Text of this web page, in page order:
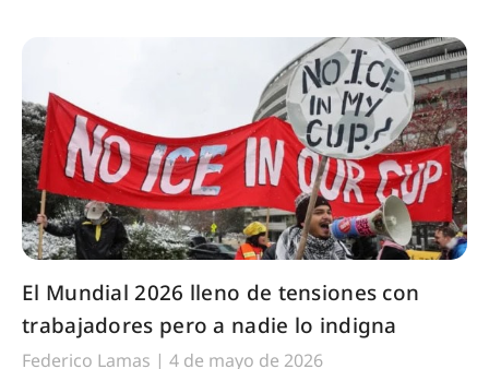
El Mundial 2026 lleno de tensiones con
trabajadores pero a nadie lo indigna
Federico Lamas 4 de mayo de 2026